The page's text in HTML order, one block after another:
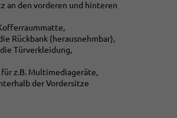
an den vorderen und hinteren
Rückbank (herausnehmbar),
Türverkleidung,
z.B. Multimediageräte,
der Vordersitze